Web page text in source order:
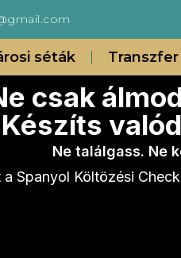
séták Transzfer
csak
Készíts
Ne találgass. Ne
a Spanyol Költözési